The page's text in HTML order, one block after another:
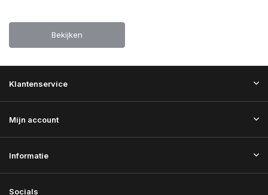
Bekijken
Klantenservice
Mijn account
Informatie
Socials